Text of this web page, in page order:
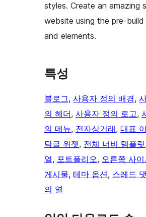
styles. Create an amazing
website using the pre-
and elements.
특성
블로그, 사용자 정의 배경,
의 헤더, 사용자 정의 로고,
의 메뉴, 전자상거래, 대표
닥글 위젯, 전체 너비 템플릿
열, 포트폴리오, 오른쪽 사
게시물, 테마 옵션, 스레드
의 열